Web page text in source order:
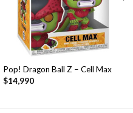
Pop! Dragon Ball Z – Cell Max
$14,990